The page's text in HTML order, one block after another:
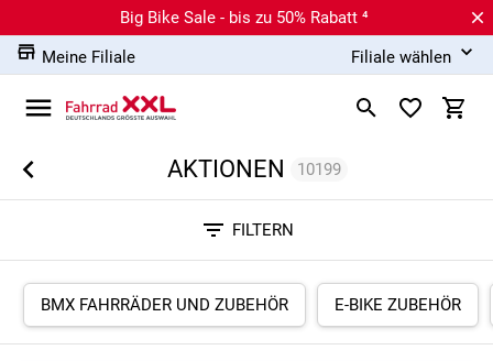
Big Bike Sale - bis zu 50% Rabatt ⁴
Meine Filiale
Filiale wählen
AKTIONEN 10199
BMX FAHRRÄDER UND ZUBEHÖR E-BIKE ZUBEHÖR
FILTERN